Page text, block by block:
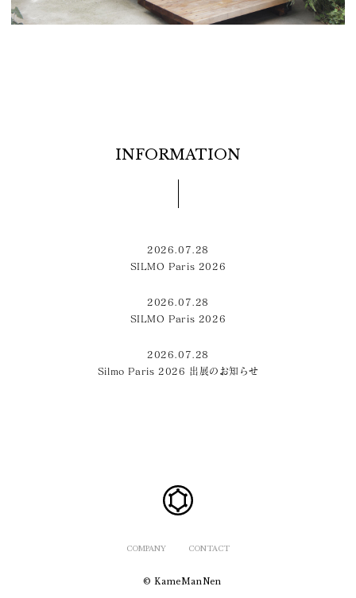
INFORMATION
2026.07.28
SILMO Paris 2026
2026.07.28
SILMO Paris 2026
2026.07.28
Silmo Paris 2026 出展のお知らせ
COMPANY CONTACT
© KameManNen